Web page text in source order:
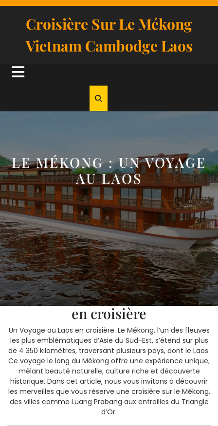
Skip
contentCroisière Sur Le Mékong
Vietnam Cambodge Laos
Button
LE MÉKONG : UN VOYAGE
AU LAOS
5 avril, 2025 SOKSANN
0 Comments
1 category
Le Mékong : Un Voyage au Laos
en croisière
Un Voyage au Laos en croisière. Le Mékong, l’un des fleuves
les plus emblématiques d’Asie du Sud-Est, s’étend sur plus
de 4 350 kilomètres, traversant plusieurs pays, dont le Laos.
Ce voyage le long du Mékong offre une expérience unique,
mêlant beauté naturelle, culture riche et découverte
historique. Dans cet article, nous vous invitons à découvrir
les merveilles que vous réserve une croisière sur le Mékong,
des villes comme Luang Prabang aux entrailles du Triangle
d’Or.